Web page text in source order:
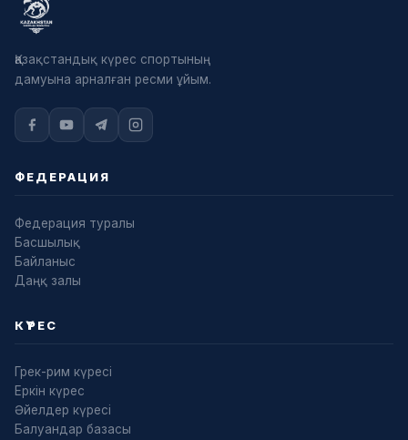
Қазақстандық күрес спортының
дамуына арналған ресми ұйым.
ФЕДЕРАЦИЯ
Федерация туралы
Басшылық
Байланыс
Даңқ залы
КҮРЕС
Грек-рим күресі
Еркін күрес
Әйелдер күресі
Балуандар базасы